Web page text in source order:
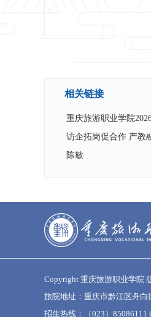
相关链接
重庆旅游职业学院
访企拓岗促合作 产教
陈敏
Copyright 重庆旅游职业学院
旅院地址：重庆市黔江区舟白
招生热线：（023）85086111